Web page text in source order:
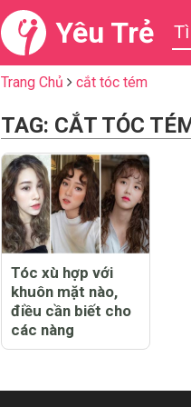
Yêu Trẻ
Trang Chủ cắt tóc tém
TAG: CẮT TÓC
Tóc xù hợp với
khuôn mặt nào,
điều cần biết cho
các nàng